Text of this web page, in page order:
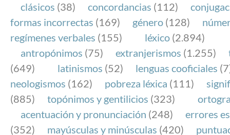
FundéuRAE es una fundación patrocinada por la
y la Real Academia Española, cuyo objetivo es
el buen uso del español en los medios de
Internet.
clásicos (38) concordancias (112)
formas incorrectas (169) género (128)
regímenes verbales (155) léxico (2.894)
antropónimos (75) extranjerismos (1.255)
(649)
latinismos (52) lenguas cooficiales
neologismos (162) pobreza léxica (111)
(885)
topónimos y gentilicios (323)
acentuación y pronunciación (248)
errores
(352)
mayúsculas y minúsculas (420)